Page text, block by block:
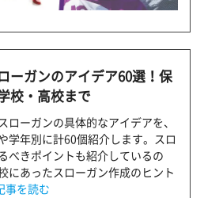
ーガンのアイデア60選！保
校・高校まで
ーガンの具体的なアイデアを、
学年別に計60個紹介します。スロ
べきポイントも紹介しているの
にあったスローガン作成のヒント
事を読む